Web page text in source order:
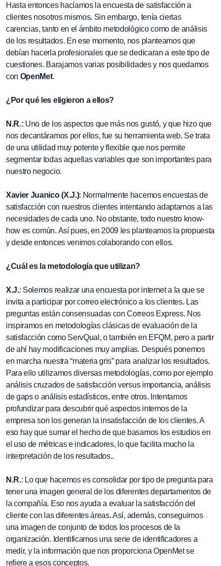
Hasta entonces hacíamos la encuesta de satisfacción a
clientes nosotros mismos. Sin embargo, tenía ciertas
carencias, tanto en el ámbito metodológico como de análisis
de los resultados. En ese momento, nos planteamos que
debían hacerla profesionales que se dedicaran a este tipo de
cuestiones. Barajamos varias posibilidades y nos quedamos
con OpenMet.
¿Por qué les eligieron a ellos?
N.R.: Uno de los aspectos que más nos gustó, y que hizo que
nos decantáramos por ellos, fue su herramienta web. Se trata
de una utilidad muy potente y flexible que nos permite
segmentar todas aquellas variables que son importantes para
nuestro negocio.
Xavier Juanico (X.J.): Normalmente hacemos encuestas de
satisfacción con nuestros clientes intentando adaptarnos a las
necesidades de cada uno. No obstante, todo nuestro know-
how es común. Así pues, en 2009 les planteamos la propuesta
y desde entonces venimos colaborando con ellos.
¿Cuál es la metodología que utilizan?
X.J.: Solemos realizar una encuesta por internet a la que se
invita a participar por correo electrónico a los clientes. Las
preguntas están consensuadas con Correos Express. Nos
inspiramos en metodologías clásicas de evaluación de la
satisfacción como ServQual, o también en EFQM, pero a partir
de ahí hay modificaciones muy amplias. Después ponemos
en marcha nuestra “materia gris” para analizar los resultados.
Para ello utilizamos diversas metodologías, como por ejemplo
análisis cruzados de satisfacción versus importancia, análisis
de gaps o análisis estadísticos, entre otros. Intentamos
profundizar para descubrir qué aspectos internos de la
empresa son los generan la insatisfacción de los clientes. A
eso hay que sumar el hecho de que basamos los estudios en
el uso de métricas e indicadores, lo que facilita mucho la
interpretación de los resultados..
N.R.: Lo que hacemos es consolidar por tipo de pregunta para
tener una imagen general de los diferentes departamentos de
la compañía. Eso nos ayuda a evaluar la satisfacción del
cliente con las diferentes áreas. Así, además, conseguimos
una imagen de conjunto de todos los procesos de la
organización. Identificamos una serie de identificadores a
medir, y la información que nos proporciona OpenMet se
refiere a esos conceptos.